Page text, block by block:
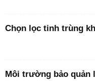
Chọn lọc tinh trùng
Môi trường bảo quản